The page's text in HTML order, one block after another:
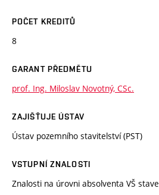
POČET KREDITŮ
8
GARANT PŘEDMĚTU
prof. Ing. Miloslav Novotný, CSc.
ZAJIŠŤUJE ÚSTAV
Ústav pozemního stavitelství (PST)
VSTUPNÍ ZNALOSTI
Znalosti na úrovni absolventa VŠ